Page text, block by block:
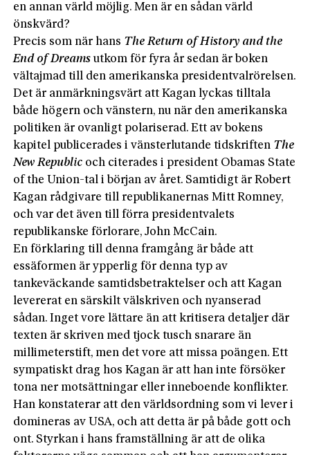
en annan värld möjlig. Men är en sådan värld
önskvärd?
Precis som när hans The Return of History and the
End of Dreamsutkom för fyra år sedan är boken
vältajmad till den amerikanska presidentvalrörelsen.
Det är anmärkningsvärt att Kagan lyckas tilltala
både högern och vänstern, nu när den amerikanska
politiken är ovanligt polariserad. Ett av bokens
kapitel publicerades i vänsterlutande tidskriften The
New Republic och citerades i president Obamas State
of the Union-tal i början av året. Samtidigt är Robert
Kagan rådgivare till republikanernas Mitt Romney,
och var det även till förra presidentvalets
republikanske förlorare, John McCain.
En förklaring till denna framgång är både att
essäformen är ypperlig för denna typ av
tankeväckande samtidsbetraktelser och att Kagan
levererat en särskilt välskriven och nyanserad
sådan. Inget vore lättare än att kritisera detaljer där
texten är skriven med tjock tusch snarare än
millimeterstift, men det vore att missa poängen. Ett
sympatiskt drag hos Kagan är att han inte försöker
tona ner motsättningar eller inneboende konflikter.
Han konstaterar att den världsordning som vi lever i
domineras av USA, och att detta är på både gott och
ont. Styrkan i hans framställning är att de olika